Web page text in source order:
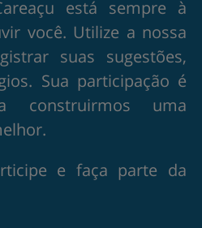
está sempre à
você. Utilize a nossa
suas sugestões,
Sua participação é
construirmos uma
e faça parte da